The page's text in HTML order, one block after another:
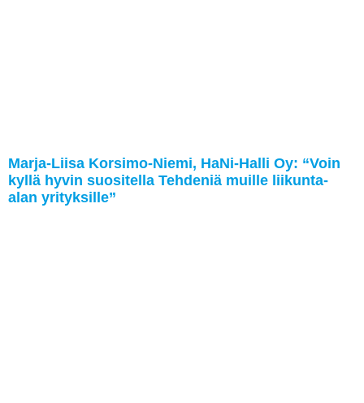
Marja-Liisa Korsimo-Niemi, HaNi-Halli Oy: “Voin
kyllä hyvin suositella Tehdeniä muille liikunta-
alan yrityksille”